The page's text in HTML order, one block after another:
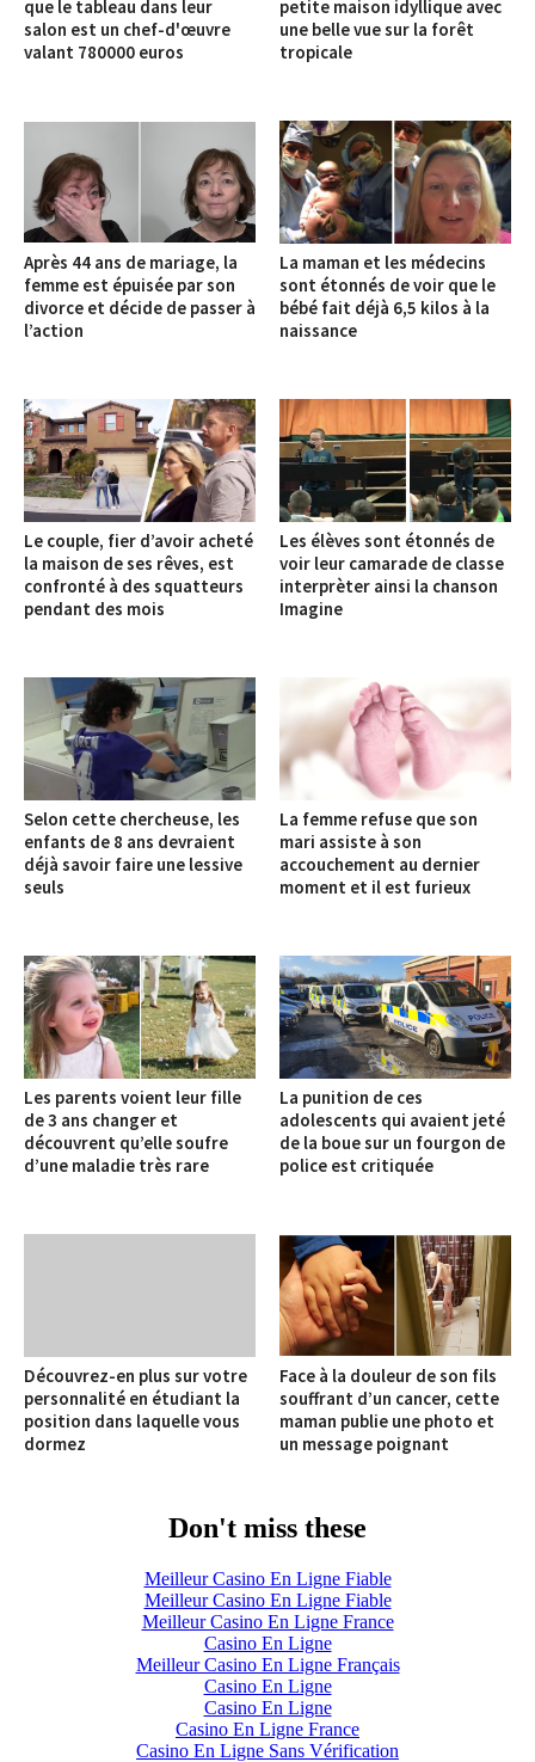
que le tableau dans leur
salon est un chef-d'œuvre
valant 780000 euros
petite maison idyllique avec
une belle vue sur la forêt
tropicale
Après 44 ans de mariage, la
femme est épuisée par son
divorce et décide de passer à
l’action
La maman et les médecins
sont étonnés de voir que le
bébé fait déjà 6,5 kilos à la
naissance
Le couple, fier d’avoir acheté
la maison de ses rêves, est
confronté à des squatteurs
pendant des mois
Les élèves sont étonnés de
voir leur camarade de classe
interprèter ainsi la chanson
Imagine
Selon cette chercheuse, les
enfants de 8 ans devraient
déjà savoir faire une lessive
seuls
La femme refuse que son
mari assiste à son
accouchement au dernier
moment et il est furieux
Les parents voient leur fille
de 3 ans changer et
découvrent qu’elle soufre
d’une maladie très rare
La punition de ces
adolescents qui avaient jeté
de la boue sur un fourgon de
police est critiquée
Découvrez-en plus sur votre
personnalité en étudiant la
position dans laquelle vous
dormez
Face à la douleur de son fils
souffrant d’un cancer, cette
maman publie une photo et
un message poignant
Don't miss these
Meilleur Casino En Ligne Fiable
Meilleur Casino En Ligne Fiable
Meilleur Casino En Ligne France
Casino En Ligne
Meilleur Casino En Ligne Français
Casino En Ligne
Casino En Ligne
Casino En Ligne France
Casino En Ligne Sans Vérification